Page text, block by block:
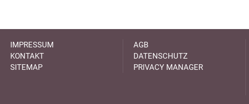
IMPRESSUM
KONTAKT
SITEMAP
AGB
DATENSCHUTZ
PRIVACY MANAGER